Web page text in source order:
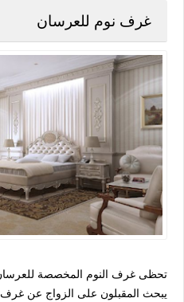
غرف نوم للعرسان
تحظى غرف النوم المخصصة
يبحث المقبلون على الزواج عن